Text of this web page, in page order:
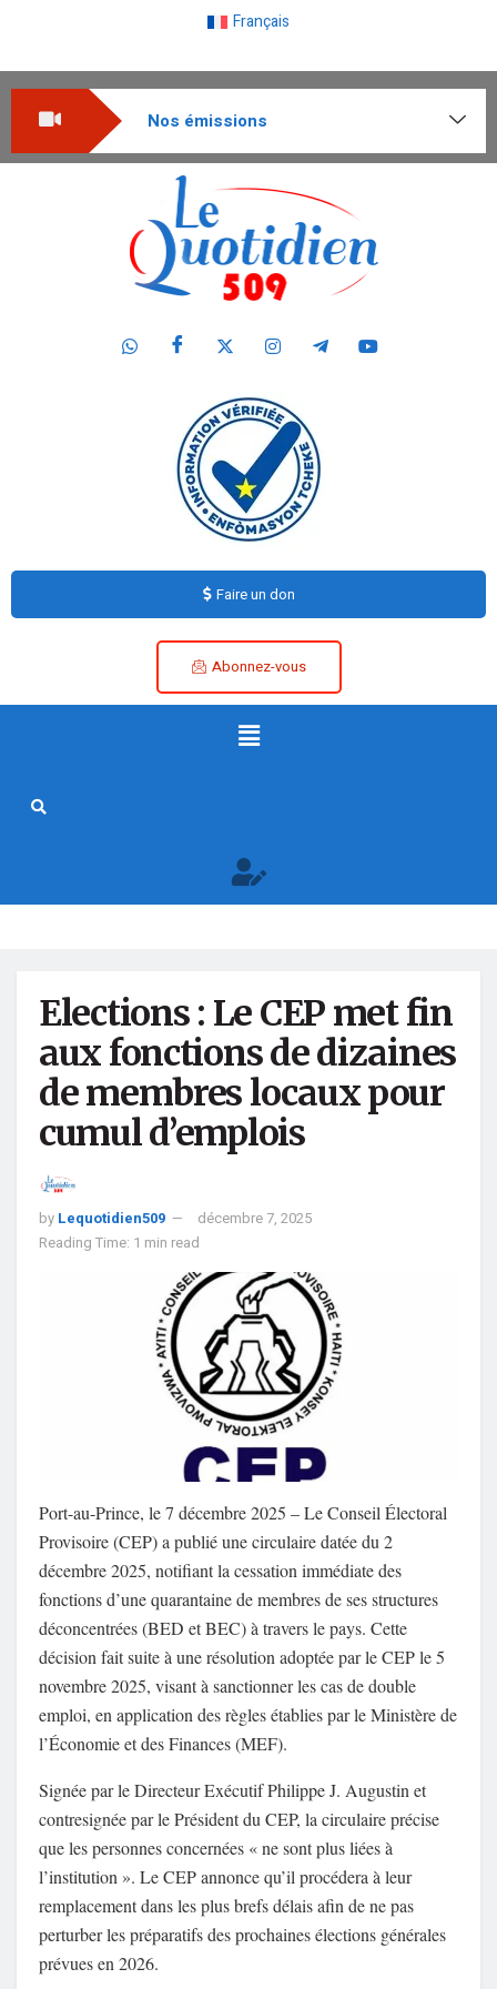
Français
Nos émissions
Faire un don
Abonnez-vous
Elections : Le CEP met fin
aux fonctions de dizaines
de membres locaux pour
cumul d’emplois
by Lequotidien509
décembre 7, 2025
Reading Time: 1 min read
Port-au-Prince, le 7 décembre 2025 – Le Conseil Électoral
Provisoire (CEP) a publié une circulaire datée du 2
décembre 2025, notifiant la cessation immédiate des
fonctions d’une quarantaine de membres de ses structures
déconcentrées (BED et BEC) à travers le pays. Cette
décision fait suite à une résolution adoptée par le CEP le 5
novembre 2025, visant à sanctionner les cas de double
emploi, en application des règles établies par le Ministère de
l’Économie et des Finances (MEF).
Signée par le Directeur Exécutif Philippe J. Augustin et
contresignée par le Président du CEP, la circulaire précise
que les personnes concernées « ne sont plus liées à
l’institution ». Le CEP annonce qu’il procédera à leur
remplacement dans les plus brefs délais afin de ne pas
perturber les préparatifs des prochaines élections générales
prévues en 2026.